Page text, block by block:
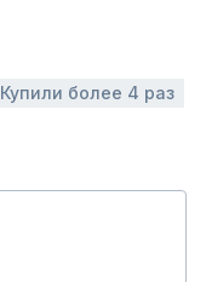
Купили более 4 раз